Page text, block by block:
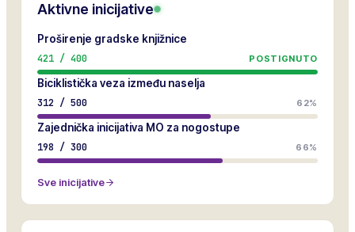
Aktivne inicijative
Proširenje gradske knjižnice
421 / 400 POSTIGNUTO
Biciklistička veza između naselja
312 / 500 62%
Zajednička inicijativa MO za nogostupe
198 / 300 66%
Sve inicijative